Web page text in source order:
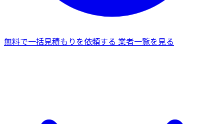
無料で一括見積もりを依頼する 業者一覧を見る